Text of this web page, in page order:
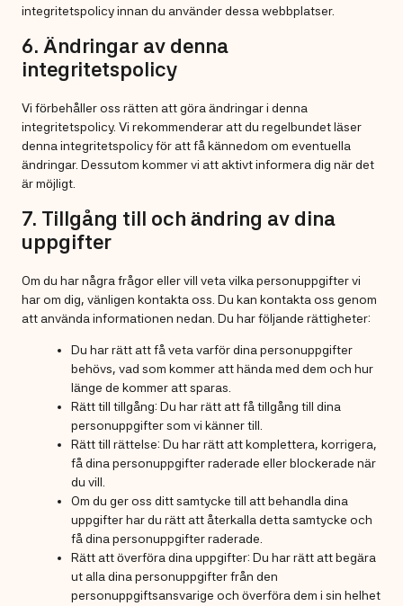
integritetspolicy innan du använder dessa webbplatser.
6. Ändringar av denna
integritetspolicy
Vi förbehåller oss rätten att göra ändringar i denna
integritetspolicy. Vi rekommenderar att du regelbundet läser
denna integritetspolicy för att få kännedom om eventuella
ändringar. Dessutom kommer vi att aktivt informera dig när det
är möjligt.
7. Tillgång till och ändring av dina
uppgifter
Om du har några frågor eller vill veta vilka personuppgifter vi
har om dig, vänligen kontakta oss. Du kan kontakta oss genom
att använda informationen nedan. Du har följande rättigheter:
Du har rätt att få veta varför dina personuppgifter
behövs, vad som kommer att hända med dem och hur
länge de kommer att sparas.
Rätt till tillgång: Du har rätt att få tillgång till dina
personuppgifter som vi känner till.
Rätt till rättelse: Du har rätt att komplettera, korrigera,
få dina personuppgifter raderade eller blockerade när
du vill.
Om du ger oss ditt samtycke till att behandla dina
uppgifter har du rätt att återkalla detta samtycke och
få dina personuppgifter raderade.
Rätt att överföra dina uppgifter: Du har rätt att begära
ut alla dina personuppgifter från den
personuppgiftsansvarige och överföra dem i sin helhet